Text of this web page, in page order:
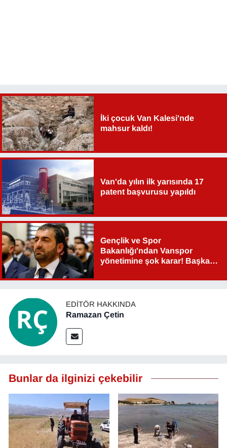
İki çocuk Van Kalesi'nde
mahsur kaldı!
Van'da yılın ilk yarısında 17
patent başvurusu yapıldı
Gençlik ve Spor
Bakanlığı'ndan Vanspor
yönetimine şok karar! Başkan
EDITÖR HAKKINDA
Ramazan Çetin
Bunlar da ilginizi çekebilir